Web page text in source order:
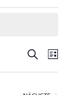
Suche
SUCHE